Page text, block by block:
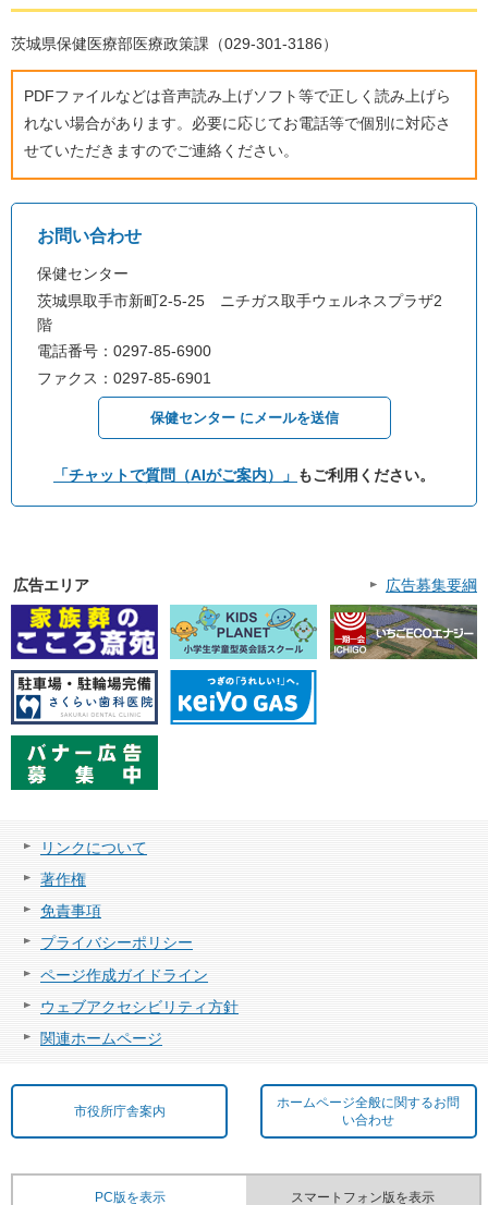
茨城県保健医療部医療政策課（029-301-3186）
PDFファイルなどは音声読み上げソフト等で正しく読み上げら
れない場合があります。必要に応じてお電話等で個別に対応さ
せていただきますのでご連絡ください。
お問い合わせ
保健センター
茨城県取手市新町2-5-25 ニチガス取手ウェルネスプラザ2
階
電話番号：0297-85-6900
ファクス：0297-85-6901
保健センター にメールを送信
「チャットで質問（AIがご案内）」 もご利用ください。
広告エリア 広告募集要綱
リンクについて
著作権
免責事項
プライバシーポリシー
ページ作成ガイドライン
ウェブアクセシビリティ方針
関連ホームページ
市役所庁舎案内
ホームページ全般に関するお問
い合わせ
PC版を表示 スマートフォン版を表示